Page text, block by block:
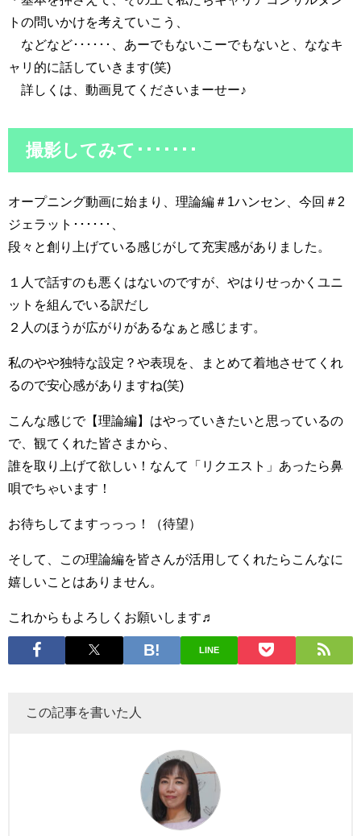
トの問いかけを考えていこう、
などなど･･････、あーでもないこーでもないと、ななキ
ャリ的に話していきます(笑)
詳しくは、動画見てくださいまーせー♪
撮影してみて･･･････
オープニング動画に始まり、理論編＃1ハンセン、今回＃2
ジェラット･･････、
段々と創り上げている感じがして充実感がありました。
１人で話すのも悪くはないのですが、やはりせっかくユニ
ットを組んでいる訳だし
２人のほうが広がりがあるなぁと感じます。
私のやや独特な設定？や表現を、まとめて着地させてくれ
るので安心感がありますね(笑)
こんな感じで【理論編】はやっていきたいと思っているの
で、観てくれた皆さまから、
誰を取り上げて欲しい！なんて「リクエスト」あったら鼻
唄でちゃいます！
お待ちしてますっっっ！（待望）
そして、この理論編を皆さんが活用してくれたらこんなに
嬉しいことはありません。
これからもよろしくお願いします♬
LINE
この記事を書いた人